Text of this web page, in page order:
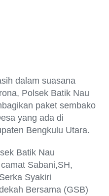
dalam suasana
Polsek Batik Nau
paket sembako
yang ada di
Bengkulu Utara.
Batik Nau
Sabani,SH,
Syakiri
Bersama (GSB)